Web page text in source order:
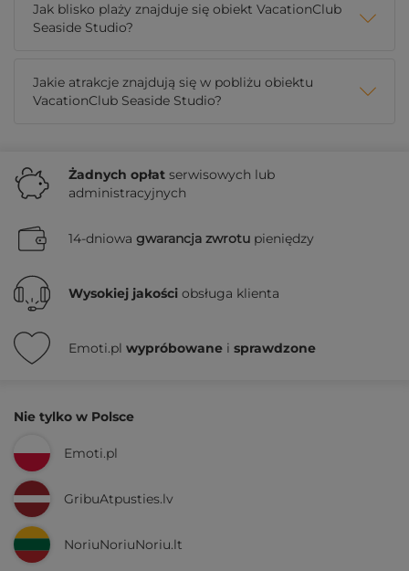
Jak blisko plaży znajduje się obiekt VacationClub
Seaside Studio?
Jakie atrakcje znajdują się w pobliżu obiektu
VacationClub Seaside Studio?
Żadnych opłat serwisowych lub
administracyjnych
14-dniowa gwarancja zwrotu pieniędzy
Wysokiej jakości obsługa klienta
Emoti.pl wypróbowane i sprawdzone
Nie tylko w Polsce
Emoti.pl
GribuAtpusties.lv
NoriuNoriuNoriu.lt